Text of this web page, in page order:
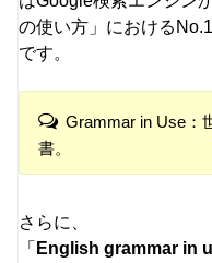
の使い方」における
です。
Grammar in Use：
書。
さらに、
「English grammar in